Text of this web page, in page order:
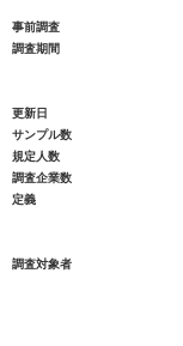
事前調査
調査期間
更新日
サンプル数
規定人数
調査企業数
定義
調査対象者